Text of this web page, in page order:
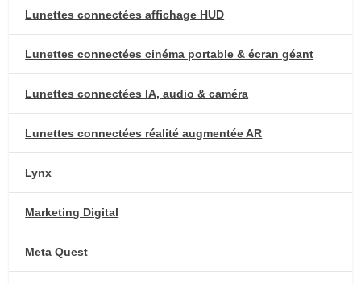
Lunettes connectées affichage HUD
Lunettes connectées cinéma portable & écran géant
Lunettes connectées IA, audio & caméra
Lunettes connectées réalité augmentée AR
Lynx
Marketing Digital
Meta Quest